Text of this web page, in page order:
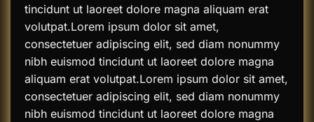
tincidunt ut laoreet dolore magna aliquam erat
volutpat.Lorem ipsum dolor sit amet,
consectetuer adipiscing elit, sed diam nonummy
nibh euismod tincidunt ut laoreet dolore magna
aliquam erat volutpat.Lorem ipsum dolor sit amet,
consectetuer adipiscing elit, sed diam nonummy
nibh euismod tincidunt ut laoreet dolore magna